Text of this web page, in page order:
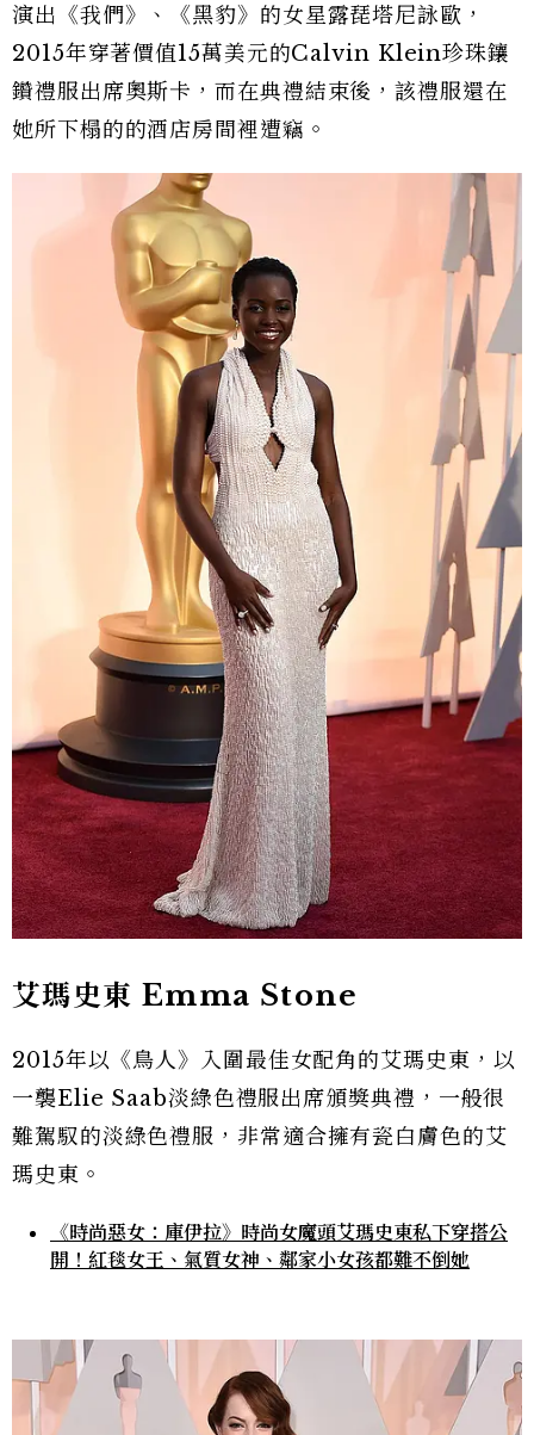
演出《我們》、《黑豹》的女星露琵塔尼詠歐，
2015年穿著價值15萬美元的Calvin Klein珍珠鑲
鑽禮服出席奧斯卡，而在典禮結束後，該禮服還在
她所下榻的的酒店房間裡遭竊。
艾瑪史東 Emma Stone
2015年以《鳥人》入圍最佳女配角的艾瑪史東，以
一襲Elie Saab淡綠色禮服出席頒獎典禮，一般很
難駕馭的淡綠色禮服，非常適合擁有瓷白膚色的艾
瑪史東。
《時尚惡女：庫伊拉》時尚女魔頭艾瑪史東私下穿搭公
開！紅毯女王、氣質女神、鄰家小女孩都難不倒她